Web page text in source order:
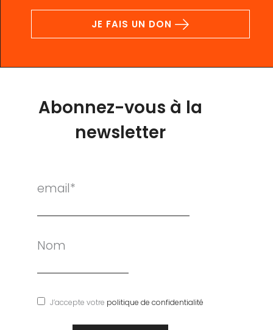
JE FAIS UN DON
Abonnez-vous à la
newsletter
email*
Nom
J’accepte votre politique de confidentialité